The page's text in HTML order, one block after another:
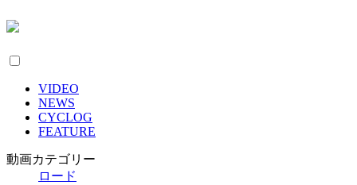
VIDEO
NEWS
CYCLOG
FEATURE
動画カテゴリー
ロード